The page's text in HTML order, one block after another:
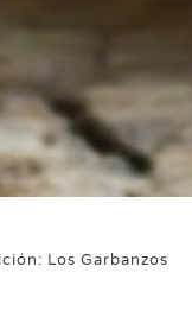
Los Garbanzos